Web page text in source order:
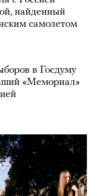
найденный
самолетом
в Госдуму
«Мемориал»